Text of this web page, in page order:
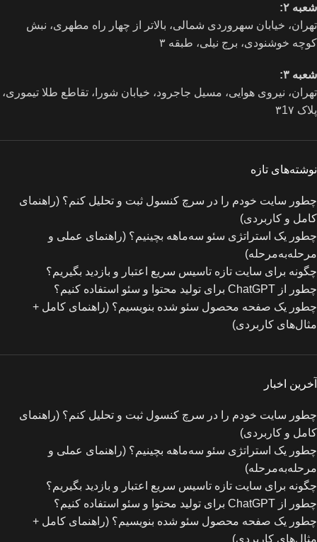
شعبه ۲:
تهران، خيابان سهروردی شمالی، بالاتر از چهار راه مطهری، نبش
کوچه خوشنودی، برج نیلی، طبقه ۳
شعبه ۳:
تهران، نیروی هوایی، مسیل جاجرود، خیابان شورا، تقاطع طلا تیموری،
پلاک ۳1۷
نوشته‌های تازه
چطور سایت خودم را در سرچ کنسول ثبت و تحلیل کنم؟ (راهنمای
کامل و کاربردی)
چطور یک استراتژی سئو سه‌ماهه بچینیم؟ (راهنمای عملی و
مرحله‌به‌مرحله)
چگونه برای سایت تازه‌ تاسیس سریع اعتبار و بازدید بگیریم؟
چطور از ChatGPT برای تولید محتوا و سئو استفاده کنیم؟
چطور یک صفحه محصول سئو شده بنویسیم؟ (راهنمای کامل +
مثال‌های کاربردی)
آخرین اخبار
چطور سایت خودم را در سرچ کنسول ثبت و تحلیل کنم؟ (راهنمای
کامل و کاربردی)
چطور یک استراتژی سئو سه‌ماهه بچینیم؟ (راهنمای عملی و
مرحله‌به‌مرحله)
چگونه برای سایت تازه‌ تاسیس سریع اعتبار و بازدید بگیریم؟
چطور از ChatGPT برای تولید محتوا و سئو استفاده کنیم؟
چطور یک صفحه محصول سئو شده بنویسیم؟ (راهنمای کامل +
مثال‌های کاربردی)